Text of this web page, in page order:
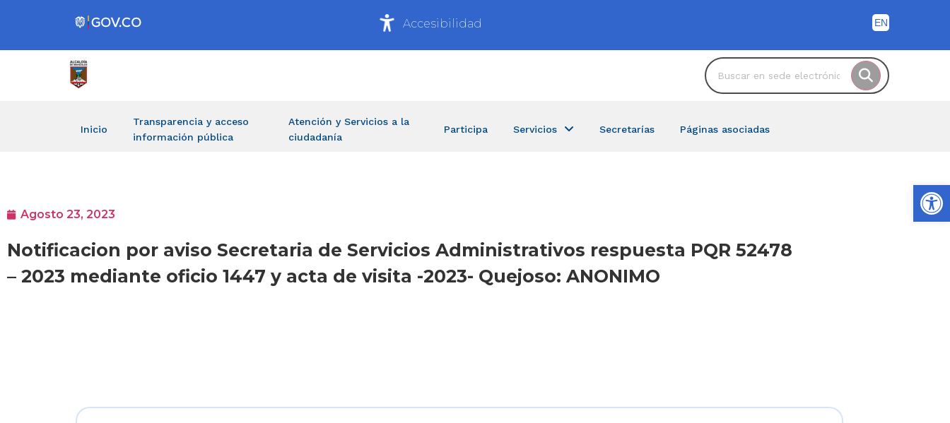
Accesibilidad
Inicio
Transparencia y acceso
información pública
Atención y Servicios a la
ciudadanía
Participa Servicios Secretarías Páginas asociadas
Agosto 23, 2023
Notificacion por aviso Secretaria de Servicios Administrativos respuesta PQR 52478
– 2023 mediante oficio 1447 y acta de visita -2023- Quejoso: ANONIMO